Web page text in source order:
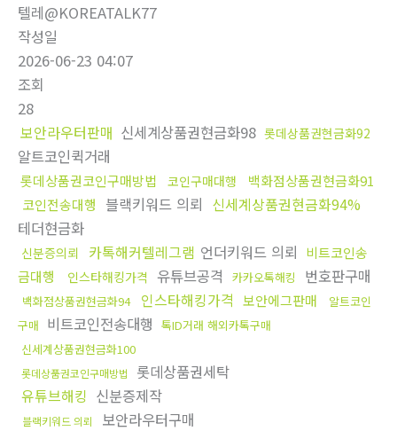
텔레@KOREATALK77
작성일
2026-06-23 04:07
조회
28
보안라우터판매 신세계상품권현금화98 롯데상품권현금화92
알트코인퀵거래
롯데상품권코인구매방법 코인구매대행
백화점상품권현금화91
코인전송대행
블랙키워드 의뢰 신세계상품권현금화94%
테더현금화
신분증의뢰 카톡해커텔레그램 언더키워드 의뢰 비트코인송
금대행
인스타해킹가격 유튜브공격 카카오톡해킹 번호판구매
백화점상품권현금화94 인스타해킹가격 보안에그판매
알트코인
구매 비트코인전송대행 톡ID거래 해외카톡구매
신세계상품권현금화100
롯데상품권코인구매방법
롯데상품권세탁
유튜브해킹 신분증제작
블랙키워드 의뢰 보안라우터구매